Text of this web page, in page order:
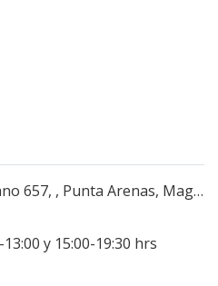
, Punta Arenas, Magallanes, Chile
y 15:00-19:30 hrs